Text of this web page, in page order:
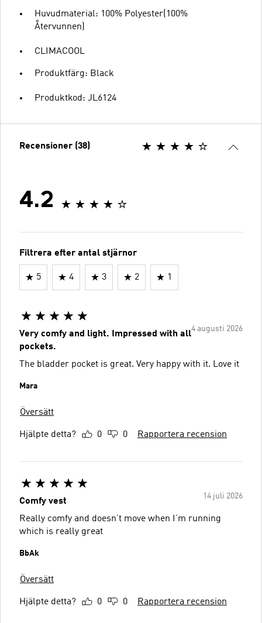
Huvudmaterial: 100% Polyester(100%
Återvunnen)
CLIMACOOL
Produktfärg: Black
Produktkod: JL6124
Recensioner (38)
4.2
Filtrera efter antal stjärnor
5 4 3 2 1
4 augusti 2026
Very comfy and light. Impressed with all
pockets.
The bladder pocket is great. Very happy with it. Love it
Mara
Översätt
Hjälpte detta? 0 0 Rapportera recension
14 juli 2026
Comfy vest
Really comfy and doesn’t move when I’m running
which is really great
BbAk
Översätt
Hjälpte detta? 0 0 Rapportera recension